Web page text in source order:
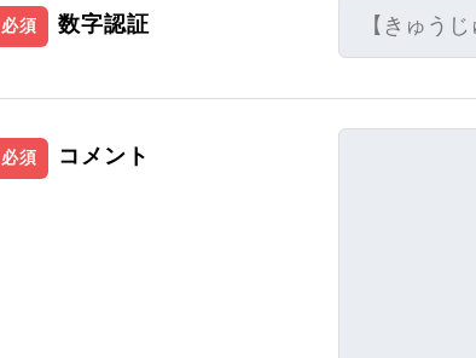
必須 数字認証
必須 コメント